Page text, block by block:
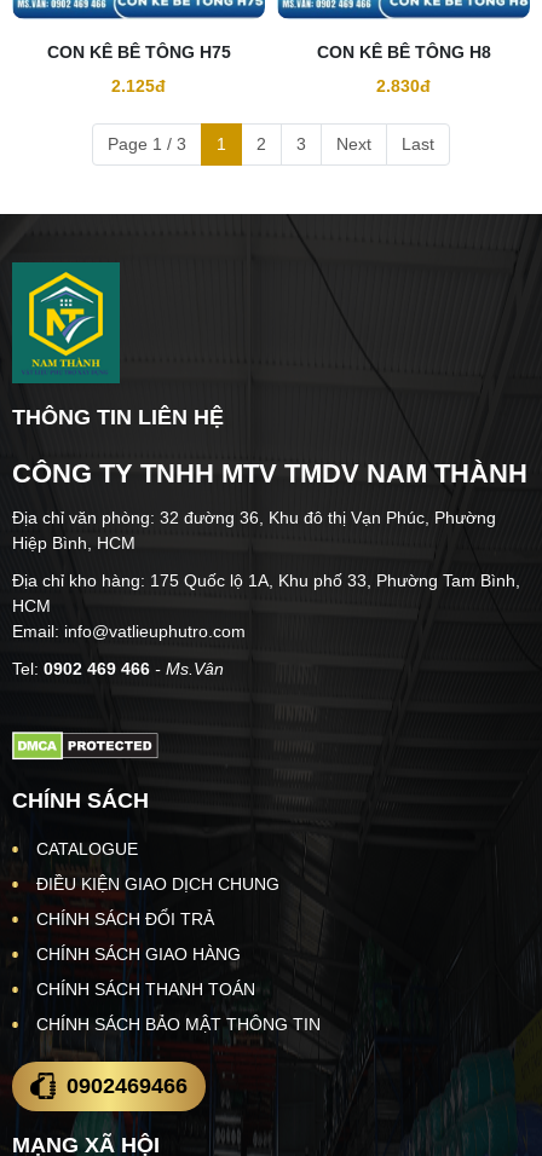
CON KÊ BÊ TÔNG H75
2.125đ
CON KÊ BÊ TÔNG H8
2.830đ
Page 1 / 3 1 2 3 Next Last
THÔNG TIN LIÊN HỆ
CÔNG TY TNHH MTV TMDV NAM THÀNH
Địa chỉ văn phòng: 32 đường 36, Khu đô thị Vạn Phúc, Phường
Hiệp Bình, HCM
Địa chỉ kho hàng: 175 Quốc lộ 1A, Khu phố 33, Phường Tam Bình,
HCM
Email: info@vatlieuphutro.com
Tel: 0902 469 466 - Ms.Vân
CHÍNH SÁCH
CATALOGUE
ĐIỀU KIỆN GIAO DỊCH CHUNG
CHÍNH SÁCH ĐỔI TRẢ
CHÍNH SÁCH GIAO HÀNG
CHÍNH SÁCH THANH TOÁN
CHÍNH SÁCH BẢO MẬT THÔNG TIN
0902469466
MẠNG XÃ HỘI